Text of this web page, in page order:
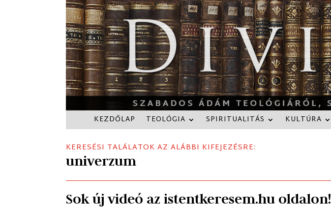
KEZDŐLAP TEOLÓGIA SPIRITUALITÁS KULTÚRA
KERESÉSI TALÁLATOK AZ ALÁBBI KIFEJEZÉSRE:
univerzum
Sok új videó az istentkeresem.hu oldalon!